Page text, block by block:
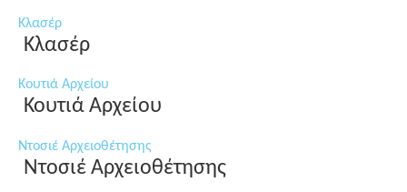
Κλασέρ
Κλασέρ
Κουτιά Αρχείου
Κουτιά Αρχείου
Ντοσιέ Αρχειοθέτησης
Ντοσιέ Αρχειοθέτησης